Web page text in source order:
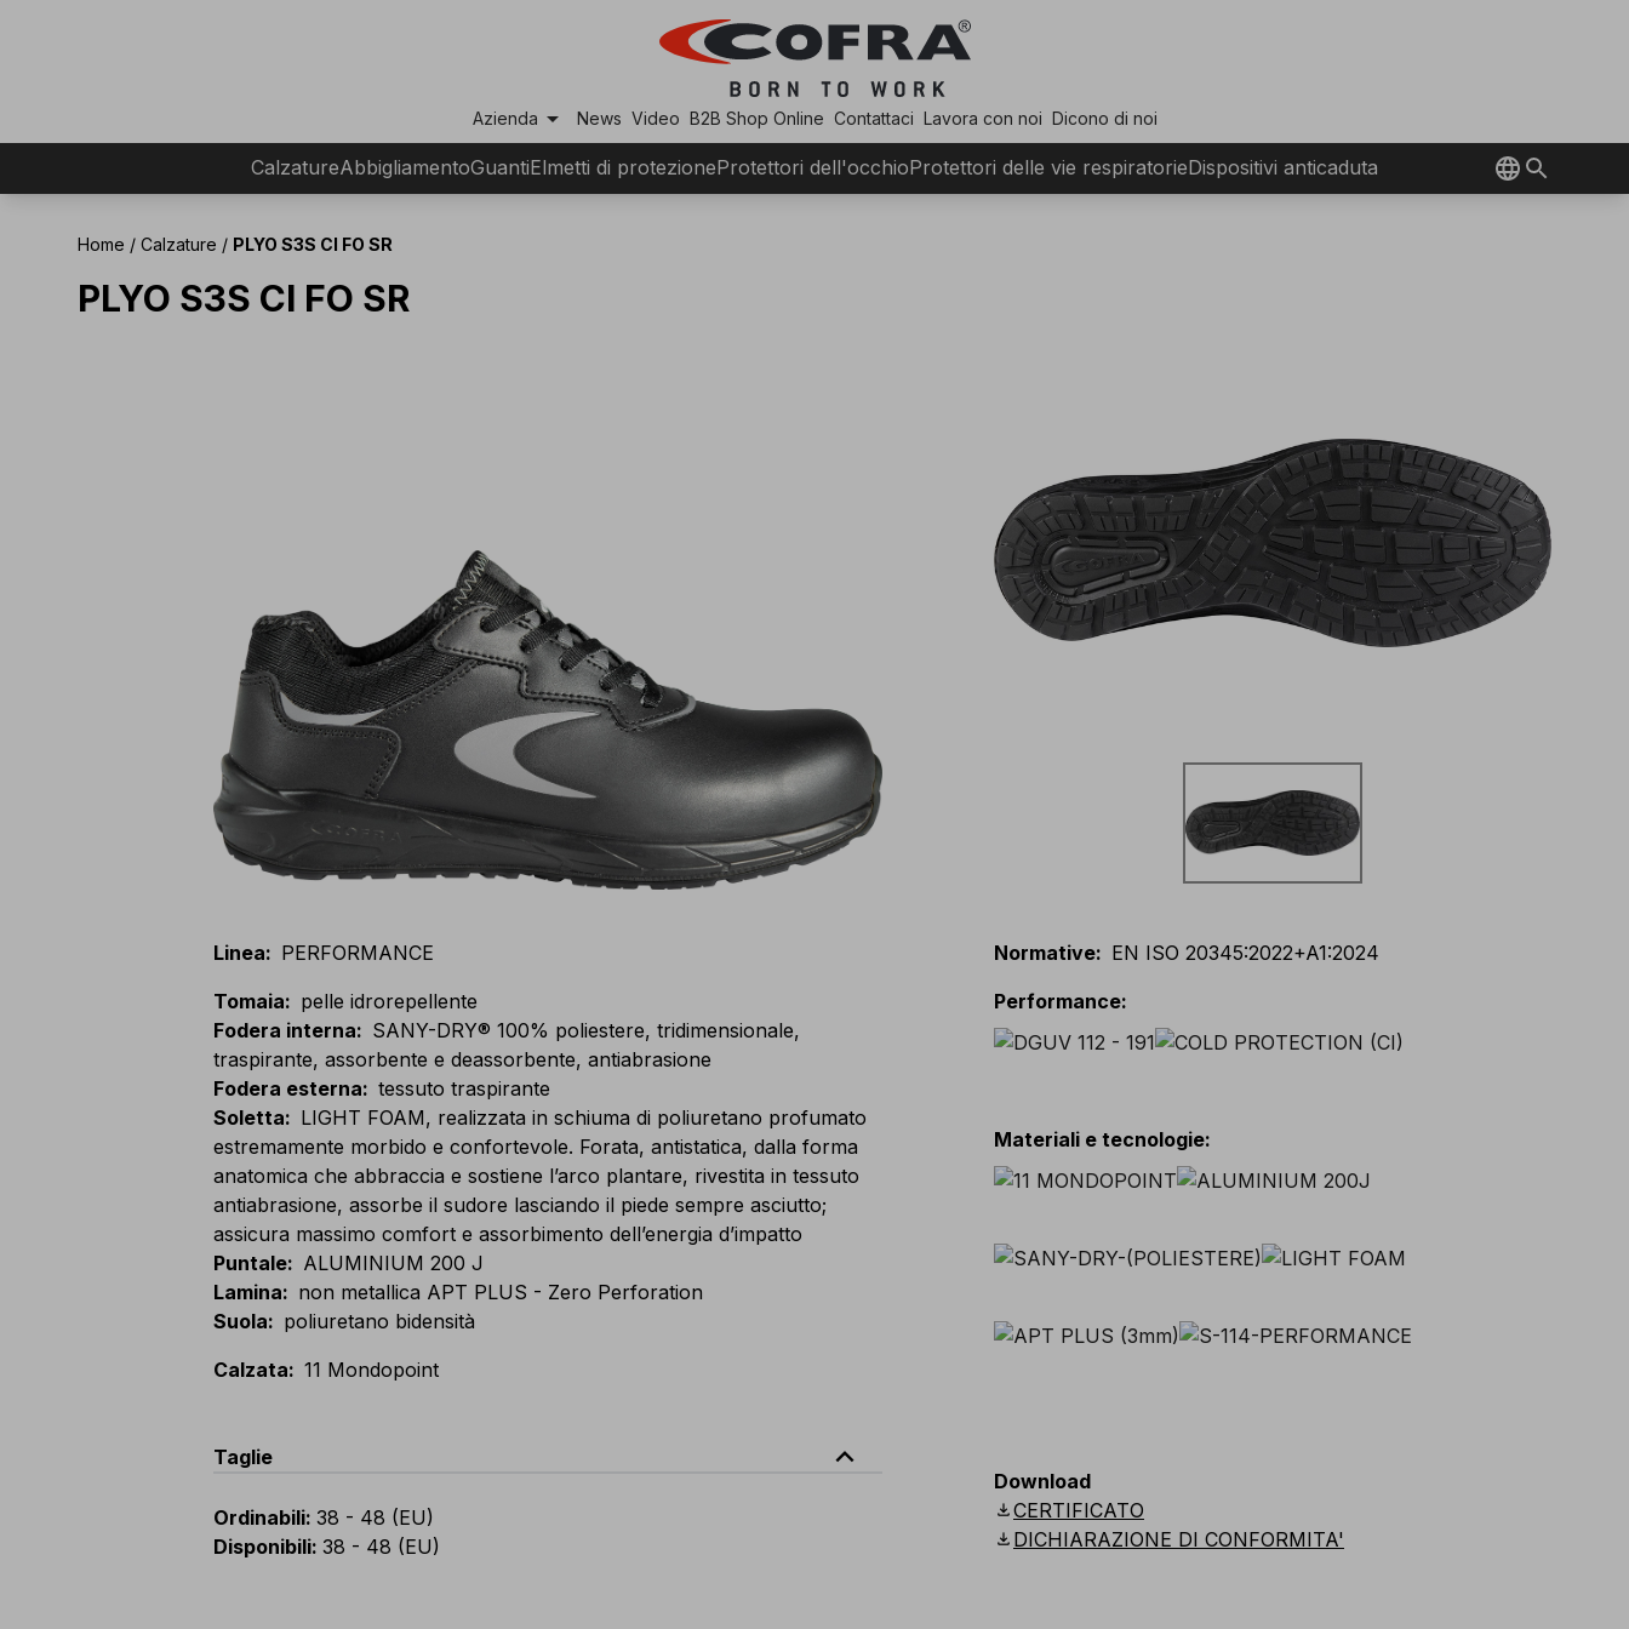
Azienda arrow_drop_down News Video B2B Shop Online Contattaci Lavora con noi Dicono di noi
CalzatureAbbigliamentoGuantiElmetti di protezioneProtettori dell'occhioProtettori delle vie respiratorieDispositivi anticaduta
Home / Calzature / PLYO S3S CI FO SR
PLYO S3S CI FO SR
Linea: PERFORMANCE
Tomaia: pelle idrorepellente
Fodera interna: SANY-DRY® 100% poliestere, tridimensionale,
traspirante, assorbente e deassorbente, antiabrasione
Fodera esterna: tessuto traspirante
Soletta: LIGHT FOAM, realizzata in schiuma di poliuretano profumato
estremamente morbido e confortevole. Forata, antistatica, dalla forma
anatomica che abbraccia e sostiene l’arco plantare, rivestita in tessuto
antiabrasione, assorbe il sudore lasciando il piede sempre asciutto;
assicura massimo comfort e assorbimento dell’energia d’impatto
Puntale: ALUMINIUM 200 J
Lamina: non metallica APT PLUS - Zero Perforation
Suola: poliuretano bidensità
Calzata: 11 Mondopoint
Taglie expand_less
Ordinabili: 38 - 48 (EU)
Disponibili: 38 - 48 (EU)
Normative: EN ISO 20345:2022+A1:2024
Performance:
Materiali e tecnologie:
Download
downloadCERTIFICATO
download DICHIARAZIONE DI CONFORMITA'